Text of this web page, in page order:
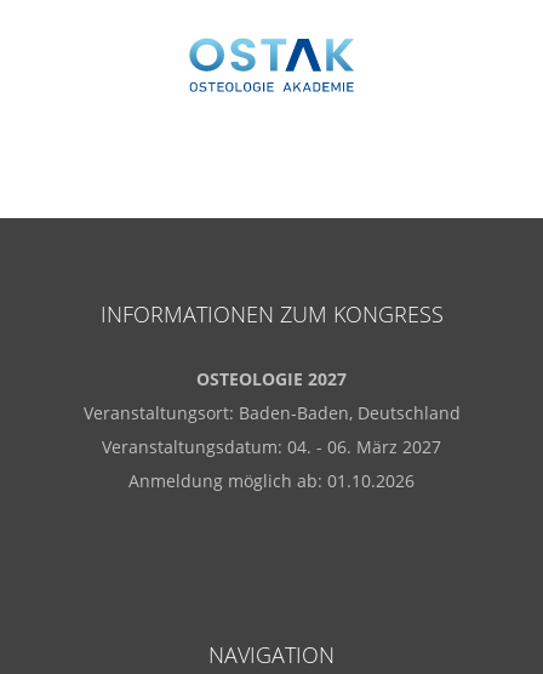
INFORMATIONEN ZUM KONGRESS
OSTEOLOGIE 2027
Veranstaltungsort: Baden-Baden, Deutschland
Veranstaltungsdatum: 04. - 06. März 2027
Anmeldung möglich ab: 01.10.2026
NAVIGATION